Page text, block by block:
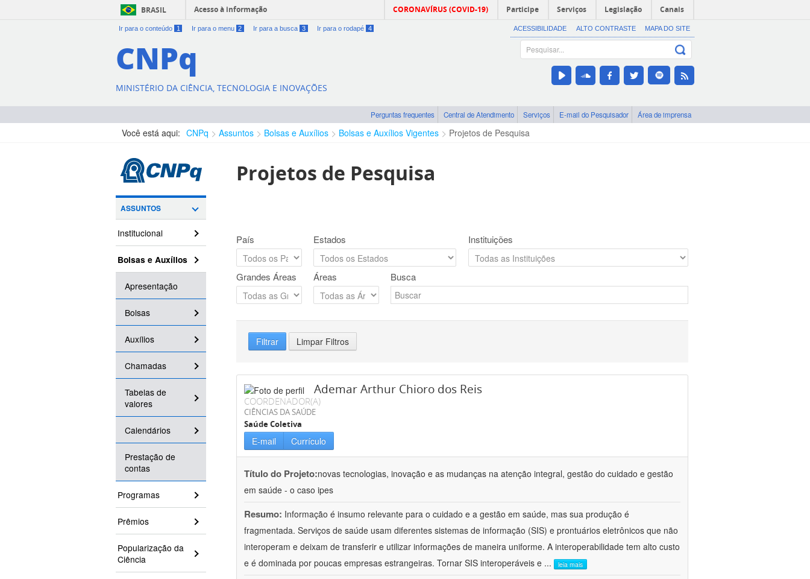
BRASIL Acesso à informação CORONAVÍRUS (COVID-19) Participe Serviços Legislação Canais
Ir para o conteúdo 1 Ir para o menu 2 Ir para a busca 3 Ir para o rodapé 4 ACESSIBILIDADE ALTO CONTRASTE MAPA DO SITE
CNPq
MINISTÉRIO DA CIÊNCIA, TECNOLOGIA E INOVAÇÕES
Perguntas frequentes Central de Atendimento Serviços E-mail do Pesquisador Área de imprensa
Você está aqui: CNPq Assuntos Bolsas e Auxílios Bolsas e Auxílios Vigentes Projetos de Pesquisa
ASSUNTOS
Institucional
Bolsas e Auxílios
Apresentação
Bolsas
Auxílios
Chamadas
Tabelas de
valores
Calendários
Prestação de
contas
Programas
Prêmios
Popularização da
Ciência
Projetos de Pesquisa
País Estados Instituições
Grandes Áreas Áreas Busca
Filtrar Limpar Filtros
Ademar Arthur Chioro dos Reis
COORDENADOR(A)
CIÊNCIAS DA SAÚDE
Saúde Coletiva
E-mail Currículo
Título do Projeto:novas tecnologias, inovação e as mudanças na atenção integral, gestão do cuidado e gestão
em saúde - o caso ipes
Resumo: Informação é insumo relevante para o cuidado e a gestão em saúde, mas sua produção é
fragmentada. Serviços de saúde usam diferentes sistemas de informação (SIS) e prontuários eletrônicos que não
interoperam e deixam de transferir e utilizar informações de maneira uniforme. A interoperabilidade tem alto custo
e é dominada por poucas empresas estrangeiras. Tornar SIS interoperáveis e ... leia mais